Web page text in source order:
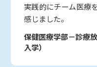
実践的にチーム医療
感じました。
保健医療学部－診療
入学）